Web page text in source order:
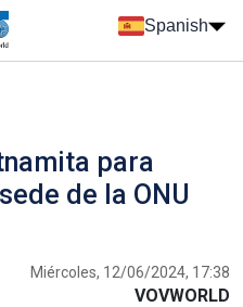
Spanish
para
de la ONU
Miércoles, 12/06/2024, 17:38
VOVWORLD